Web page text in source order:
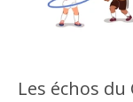
Les échos du